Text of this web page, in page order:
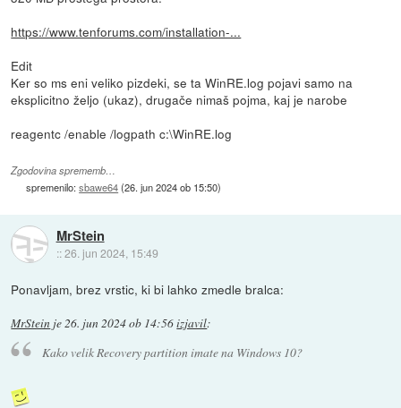
https://www.tenforums.com/installation-...
Edit
Ker so ms eni veliko pizdeki, se ta WinRE.log pojavi samo na
eksplicitno željo (ukaz), drugače nimaš pojma, kaj je narobe
reagentc /enable /logpath c:\WinRE.log
Zgodovina sprememb…
spremenilo:sbawe64(26. jun 2024 ob 15:50)
MrStein
::26. jun 2024, 15:49
Ponavljam, brez vrstic, ki bi lahko zmedle bralca:
MrStein je26. jun 2024 ob 14:56izjavil:
Kako velik Recovery partition imate na Windows 10?